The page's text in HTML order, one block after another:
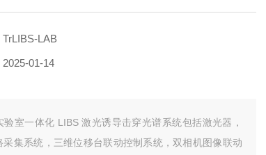
TrLIBS-LAB
2025-01-14
验室一体化 LIBS 激光诱导击穿光谱系统包括激光器，
采集系统，三维位移台联动控制系统，双相机图像联动